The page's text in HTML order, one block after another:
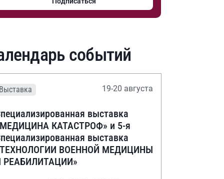
событий
19-20 августа
выставка
КАТАСТРОФ» и 5-я
выставка
ВОЕННОЙ МЕДИЦИНЫ
РЕАБИЛИТАЦИИ»